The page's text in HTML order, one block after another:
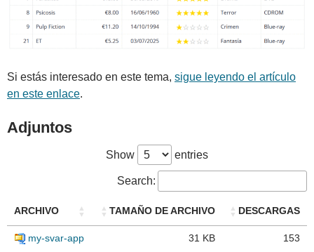
Si estás interesado en este tema, sigue leyendo el artículo
en este enlace.
Adjuntos
Show entries
Search:
ARCHIVO TAMAÑO DE ARCHIVO DESCARGAS
my-svar-app 31 KB 153